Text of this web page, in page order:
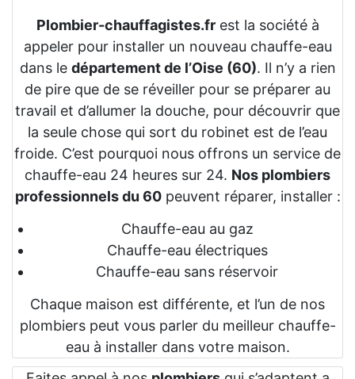
Plombier-chauffagistes.frest la société à
appeler pour installer un nouveau chauffe-eau
dans le département de l’Oise (60). Il n’y a rien
de pire que de se réveiller pour se préparer au
travail et d’allumer la douche, pour découvrir que
la seule chose qui sort du robinet est de l’eau
froide. C’est pourquoi nous offrons un service de
chauffe-eau 24 heures sur 24. Nos plombiers
professionnels du 60peuvent réparer, installer :
Chauffe-eau au gaz
Chauffe-eau électriques
Chauffe-eau sans réservoir
Chaque maison est différente, et l’un de nos
plombiers peut vous parler du meilleur chauffe-
eau à installer dans votre maison.